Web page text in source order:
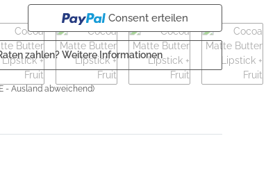
Consent erteilen
zahlen?Weitere Informationen
- Ausland abweichend)